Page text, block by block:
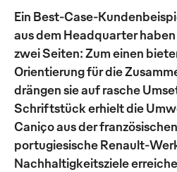
Ein Best-Case-
aus dem Headquarter
zwei Seiten: Zum einen
Orientierung für die
drängen sie auf rasche
Schriftstück erhielt die
Caniço aus der
portugiesische Renault-
Nachhaltigkeitsziele